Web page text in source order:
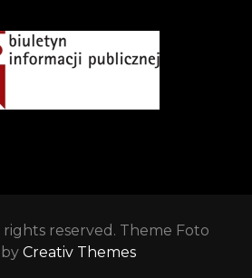
reserved. Theme Foto
Creativ Themes